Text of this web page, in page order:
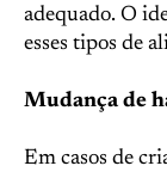
adequado. O
esses tipos de
Mudança de
Em casos de